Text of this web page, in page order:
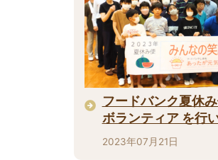
フードバンク夏休
ボランティア を行
2023年07月21日